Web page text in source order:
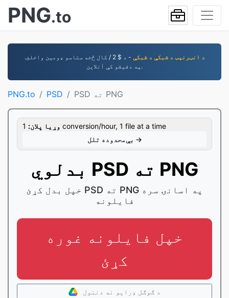
PNG.to
د انټرنېټ د شبکې د شبکې
- د $ 2 / کال څخه ستاسو ډومین واخلئ.
په دقیقو کې آنلاین.
PNG.to PSD PSD ته PNG
وړيا پلان: 1 conversion/hour, 1 file at a time
بې‌محدوده تلل →
بدلوي PSD ته PNG
خپل بدل کړئ PSD ته PNG په اسانۍ سره
فایلونه
خپل فایلونه غوره
کړئ
د ګوګل ډرایو نه دننول